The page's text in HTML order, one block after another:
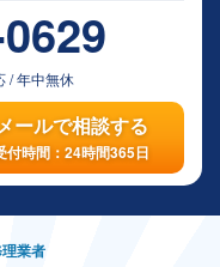
/年中無休
ールで相談する
付時間：24時間365日
業者